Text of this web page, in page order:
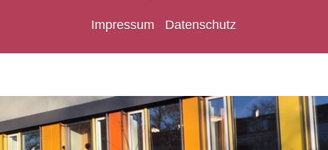
Impressum Datenschutz